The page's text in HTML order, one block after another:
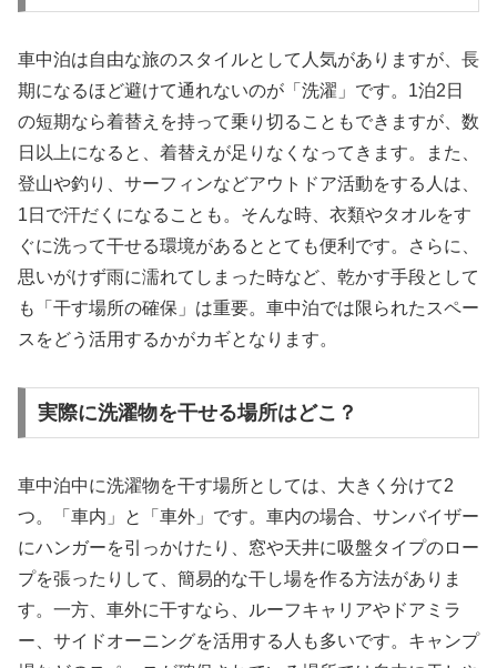
車中泊は自由な旅のスタイルとして人気がありますが、長
期になるほど避けて通れないのが「洗濯」です。1泊2日
の短期なら着替えを持って乗り切ることもできますが、数
日以上になると、着替えが足りなくなってきます。また、
登山や釣り、サーフィンなどアウトドア活動をする人は、
1日で汗だくになることも。そんな時、衣類やタオルをす
ぐに洗って干せる環境があるととても便利です。さらに、
思いがけず雨に濡れてしまった時など、乾かす手段として
も「干す場所の確保」は重要。車中泊では限られたスペー
スをどう活用するかがカギとなります。
実際に洗濯物を干せる場所はどこ？
車中泊中に洗濯物を干す場所としては、大きく分けて2
つ。「車内」と「車外」です。車内の場合、サンバイザー
にハンガーを引っかけたり、窓や天井に吸盤タイプのロー
プを張ったりして、簡易的な干し場を作る方法がありま
す。一方、車外に干すなら、ルーフキャリアやドアミラ
ー、サイドオーニングを活用する人も多いです。キャンプ